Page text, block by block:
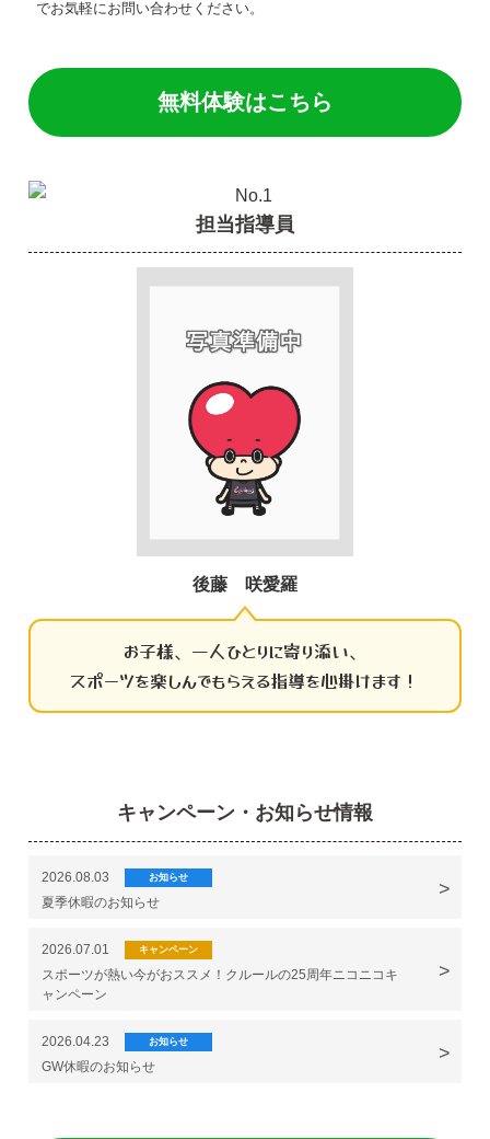
でお気軽にお問い合わせください。
無料体験はこちら
担当指導員
後藤 咲愛羅
お子様、一人ひとりに寄り添い、
スポーツを楽しんでもらえる指導を心掛けます！
キャンペーン・お知らせ情報
2026.08.03 お知らせ
夏季休暇のお知らせ
2026.07.01 キャンペーン
スポーツが熱い今がおススメ！クルールの25周年ニコニコキ
ャンペーン
2026.04.23 お知らせ
GW休暇のお知らせ